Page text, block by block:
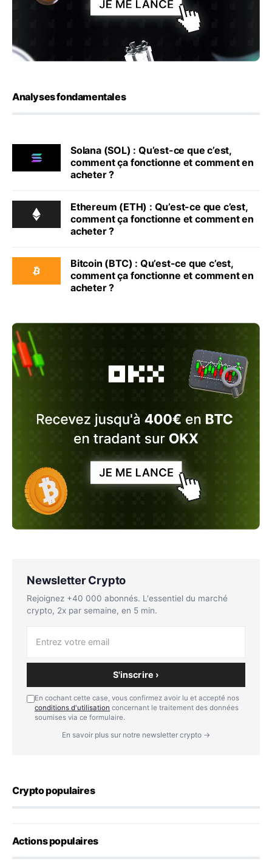
Analyses fondamentales
Solana (SOL) : Qu’est-ce que c’est,
comment ça fonctionne et comment en
acheter ?
Ethereum (ETH) : Qu’est-ce que c’est,
comment ça fonctionne et comment en
acheter ?
Bitcoin (BTC) : Qu’est-ce que c’est,
comment ça fonctionne et comment en
acheter ?
Newsletter Crypto
Rejoignez +40 000 abonnés. L'essentiel du marché
crypto, 2x par semaine, en 5 min.
S'inscrire ›
En cochant cette case, vous confirmez avoir lu et accepté nos
conditions d'utilisation concernant le traitement des données
soumises via ce formulaire.
En savoir plus sur notre newsletter crypto →
Crypto populaires
Actions populaires